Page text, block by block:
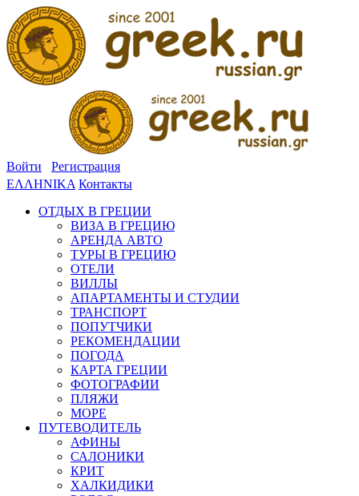
Войти
Регистрация
ΕΛΛΗΝΙΚΑ Контакты
ОТДЫХ В ГРЕЦИИ
ВИЗА В ГРЕЦИЮ
АРЕНДА АВТО
ТУРЫ В ГРЕЦИЮ
ОТЕЛИ
ВИЛЛЫ
АПАРТАМЕНТЫ И СТУДИИ
ТРАНСПОРТ
ПОПУТЧИКИ
РЕКОМЕНДАЦИИ
ПОГОДА
КАРТА ГРЕЦИИ
ФОТОГРАФИИ
ПЛЯЖИ
МОРЕ
ПУТЕВОДИТЕЛЬ
АФИНЫ
САЛОНИКИ
КРИТ
ХАЛКИДИКИ